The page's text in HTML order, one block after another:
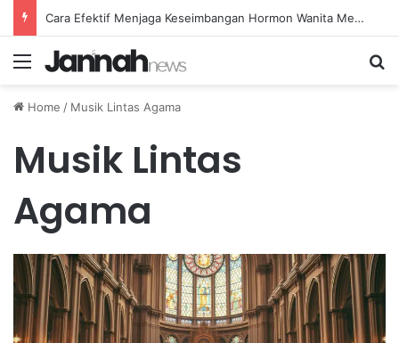
Cara Efektif Menjaga Keseimbangan Hormon Wanita Menjelang Menopause
Menu
Home / Musik Lintas Agama
Musik Lintas
Agama